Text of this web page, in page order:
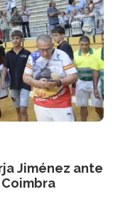
Jiménez ante